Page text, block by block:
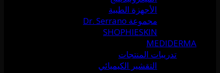
الأجهزة الطبية
مجموعة Dr. Serrano
SHOPHIESKIN
MEDIDERMA
تدريبات المنتجات
التقشير الكيميائي